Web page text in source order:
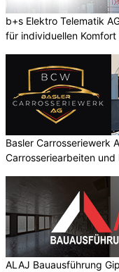
b+s Elektro Telematik
für individuellen Komfort
Basler Carrosseriewerk
Carrosseriearbeiten
ALAJ Bauausführung